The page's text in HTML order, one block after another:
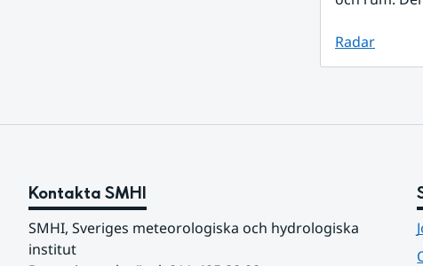
Radar
Kontakta SMHI
SMHI, Sveriges meteorologiska och hydrologiska
institut